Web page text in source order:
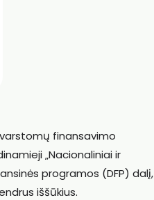
finansavimo
„Nacionaliniai ir
programos (DFP) dalį,
iššūkius.